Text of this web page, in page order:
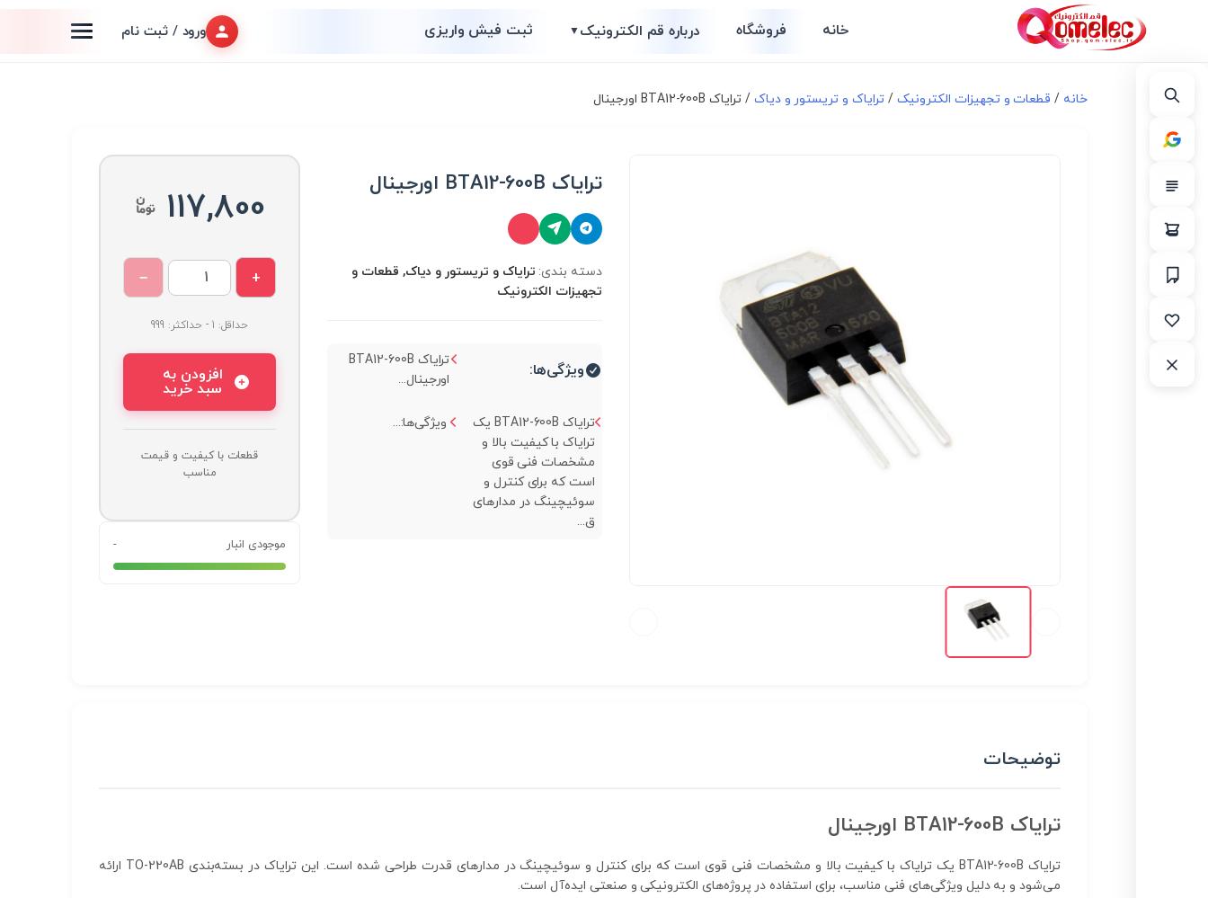
خانه فروشگاه درباره قم الکترونیک▼ ثبت فیش واریزی ورود / ثبت نام
خانه / قطعات و تجهیزات الکترونیک /ترایاک و تریستور و دیاک / ترایاک BTA12-600B اورجینال
ترایاک BTA12-600B اورجینال
دسته بندی: ترایاک و تریستور و دیاک, قطعات و
تجهیزات الکترونیک
ویژگی‌ها:
ترایاک BTA12-600B
اورجینال...
ترایاک BTA12-600B یک
ترایاک با کیفیت بالا و
مشخصات فنی قوی
است که برای کنترل و
سوئیچینگ در مدارهای
ق...
ویژگی‌ها:...
117,800
+
−
حداقل: 1 - حداکثر: 999
افزودن به
سبد خرید
قطعات با کیفیت و قیمت
مناسب
موجودی انبار -
توضیحات
ترایاک BTA12-600B اورجینال
ترایاک BTA12-600B یک ترایاک با کیفیت بالا و مشخصات فنی قوی است که برای کنترل و سوئیچینگ در مدارهای قدرت طراحی شده است. این ترایاک در بسته‌بندی TO-220AB ارائه
می‌شود و به دلیل ویژگی‌های فنی مناسب، برای استفاده در پروژه‌های الکترونیکی و صنعتی ایده‌آل است.